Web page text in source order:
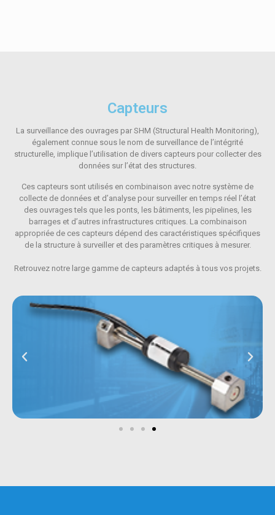
Capteurs
La surveillance des ouvrages par SHM (Structural Health Monitoring),
également connue sous le nom de surveillance de l’intégrité
structurelle, implique l’utilisation de divers capteurs pour collecter des
données sur l’état des structures.
Ces capteurs sont utilisés en combinaison avec notre système de
collecte de données et d’analyse pour surveiller en temps réel l’état
des ouvrages tels que les ponts, les bâtiments, les pipelines, les
barrages et d’autres infrastructures critiques. La combinaison
appropriée de ces capteurs dépend des caractéristiques spécifiques
de la structure à surveiller et des paramètres critiques à mesurer.
Retrouvez notre large gamme de capteurs adaptés à tous vos projets.